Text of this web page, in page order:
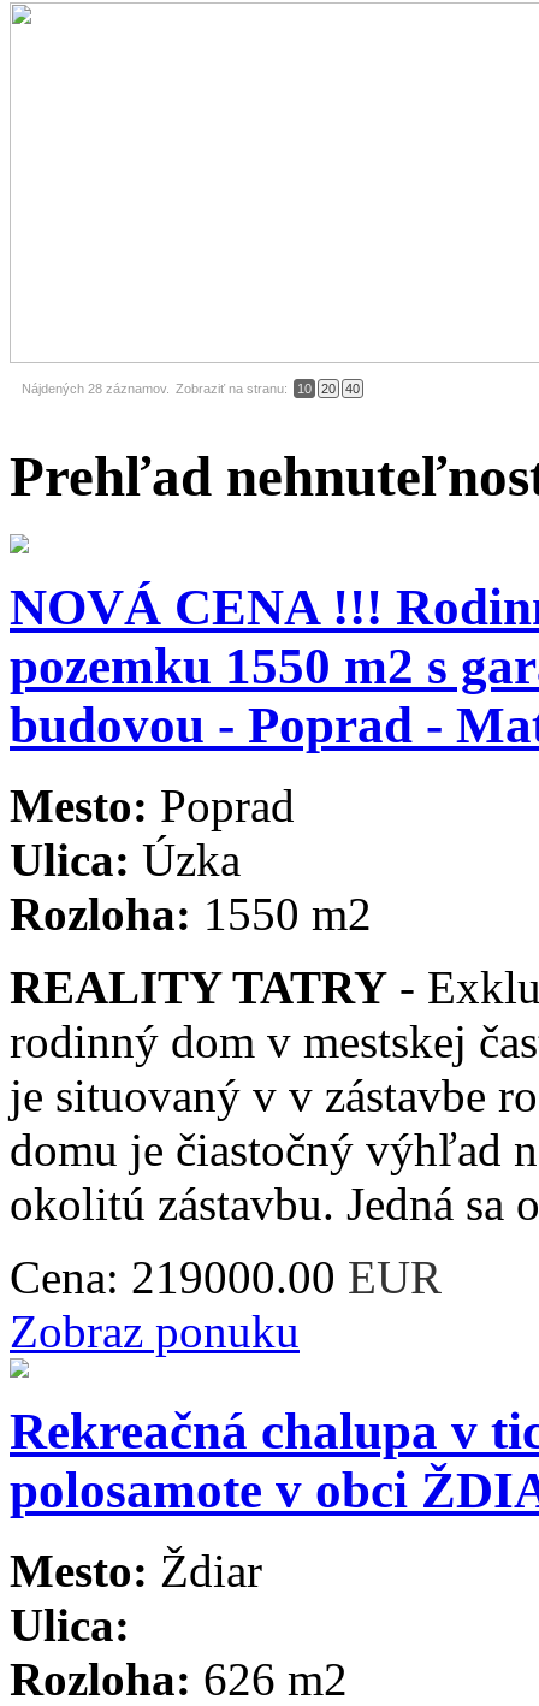
Nájdených 28 záznamov. Zobraziť na stranu: 10 20 40
Prehľad
NOVÁ CENA !!!
pozemku 1550 m2 s
budovou - Poprad -
Mesto: Poprad
Ulica: Úzka
Rozloha: 1550 m2
REALITY TATRY -
rodinný dom v mestskej
je situovaný v v zástavbe
domu je čiastočný výhľad
okolitú zástavbu. Jedná sa
Cena: 219000.00 EUR
Zobraz ponuku
Rekreačná chalupa v
polosamote v obci
Mesto: Ždiar
Ulica:
Rozloha: 626 m2